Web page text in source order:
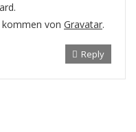
von Gravatar.
Reply